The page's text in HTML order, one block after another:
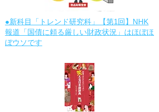
●新科目「トレンド研究科」【第1回】NHK
報道「国債に頼る厳しい財政状況」はほぼほ
ぼウソです